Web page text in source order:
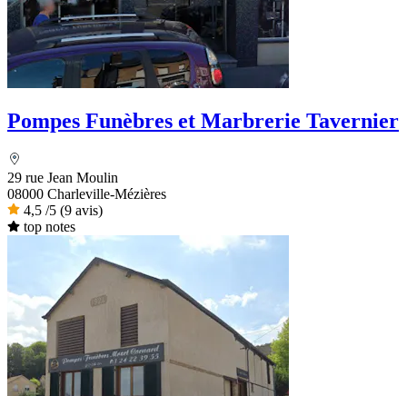
Pompes Funèbres et Marbrerie Tavernier
29 rue Jean Moulin
08000 Charleville-Mézières
4,5 /5 (9 avis)
top notes